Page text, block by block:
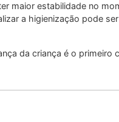
maior estabilidade no
a higienização pode
da criança é o primeiro